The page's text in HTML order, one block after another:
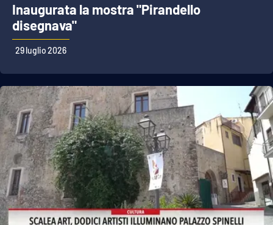
Inaugurata la mostra "Pirandello
disegnava"
29 luglio 2026